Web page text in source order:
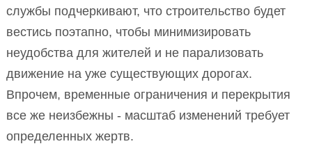
службы подчеркивают, что строительство будет
вестись поэтапно, чтобы минимизировать
неудобства для жителей и не парализовать
движение на уже существующих дорогах.
Впрочем, временные ограничения и перекрытия
все же неизбежны - масштаб изменений требует
определенных жертв.